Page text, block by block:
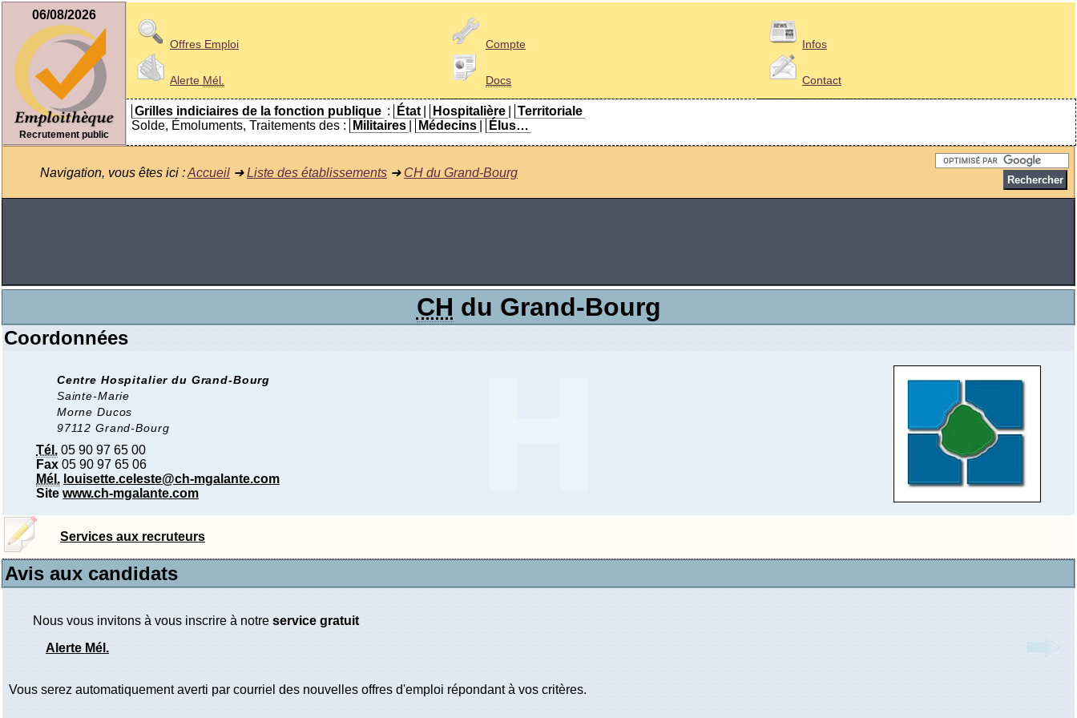
06/08/2026
Recrutement public
Offres Emploi
Alerte Mél.
Compte
Docs
Infos
Contact
Grilles indiciaires de la fonction publique : État Hospitalière
Territoriale
Solde, Émoluments, Traitements des :
Militaires Médecins Élus…
Navigation, vous êtes ici :Accueil ➜Liste des établissements ➜ CH du Grand-Bourg
CH du Grand-Bourg
Coordonnées
Centre Hospitalier du Grand-Bourg
Sainte-Marie
Morne Ducos
97112 Grand-Bourg
Tél. 05 90 97 65 00
Fax 05 90 97 65 06
Mél. louisette.celeste@ch-mgalante.com
Site www.ch-mgalante.com
Services aux recruteurs
Avis aux candidats
Nous vous invitons à vous inscrire à notre service gratuit
Alerte Mél.
Vous serez automatiquement averti par courriel des nouvelles offres d'emploi répondant à vos critères.